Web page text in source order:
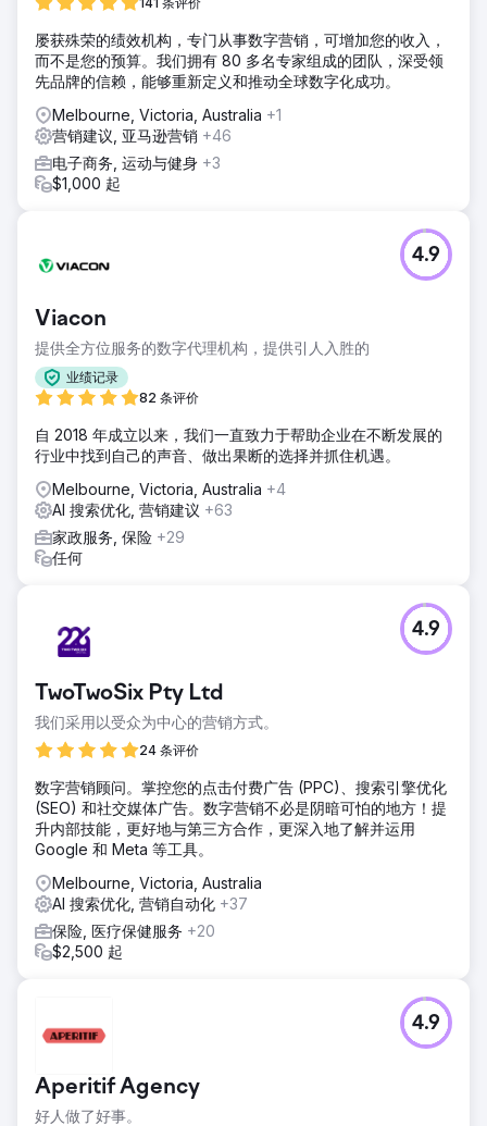
屡获殊荣的绩效机构，专门从事数字营销，可增加您的收入，
而不是您的预算。我们拥有 80 多名专家组成的团队，深受领
先品牌的信赖，能够重新定义和推动全球数字化成功。
Melbourne, Victoria, Australia +1
营销建议, 亚马逊营销 +46
电子商务, 运动与健身 +3
$1,000 起
Viacon
提供全方位服务的数字代理机构，提供引人入胜的
业绩记录
82 条评价
4.9
自 2018 年成立以来，我们一直致力于帮助企业在不断发展的
行业中找到自己的声音、做出果断的选择并抓住机遇。
Melbourne, Victoria, Australia +4
AI 搜索优化, 营销建议 +63
家政服务, 保险 +29
任何
TwoTwoSix Pty Ltd
我们采用以受众为中心的营销方式。
24 条评价
4.9
数字营销顾问。掌控您的点击付费广告 (PPC)、搜索引擎优化
(SEO) 和社交媒体广告。数字营销不必是阴暗可怕的地方！提
升内部技能，更好地与第三方合作，更深入地了解并运用
Google 和 Meta 等工具。
Melbourne, Victoria, Australia
AI 搜索优化, 营销自动化 +37
保险, 医疗保健服务 +20
$2,500 起
Aperitif Agency
好人做了好事。
4.9